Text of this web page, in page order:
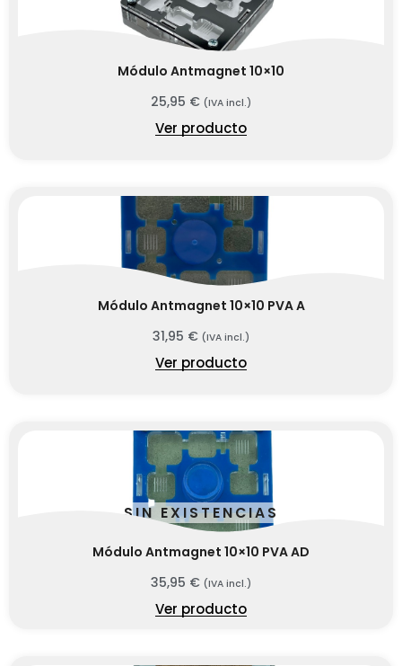
Módulo Antmagnet 10×10
25,95 € (IVA incl.)
Ver producto
Módulo Antmagnet 10×10 PVA A
31,95 € (IVA incl.)
Ver producto
SIN EXISTENCIAS
Módulo Antmagnet 10×10 PVA AD
35,95 € (IVA incl.)
Ver producto